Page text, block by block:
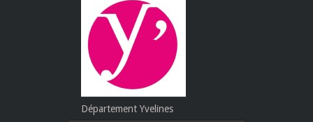
Département Yvelines